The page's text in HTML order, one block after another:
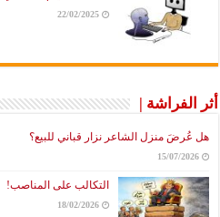
22/02/2025
أثر الفراشة |
هل عُرضَ منزل الشاعر نزار قباني للبيع؟
15/07/2026
التكالب على المناصب!
18/02/2026